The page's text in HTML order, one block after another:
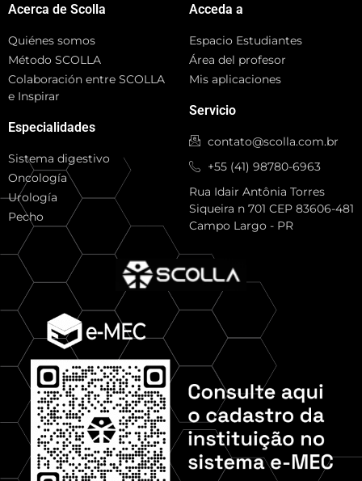
Acerca de Scolla
Quiénes somos
Método SCOLLA
Colaboración entre SCOLLA
e Inspirar
Especialidades
Sistema digestivo
Oncología
Urología
Pecho
Acceda a
Espacio Estudiantes
Área del profesor
Mis aplicaciones
Servicio
contato@scolla.com.br
+55 (41) 98780-6963
Rua Idair Antônia Torres
Siqueira n 701 CEP 83606-481
Campo Largo - PR